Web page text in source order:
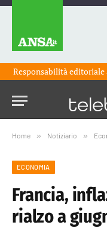
Responsabilità
Home » Notiziario »
ECONOMIA
Francia,
rialzo a